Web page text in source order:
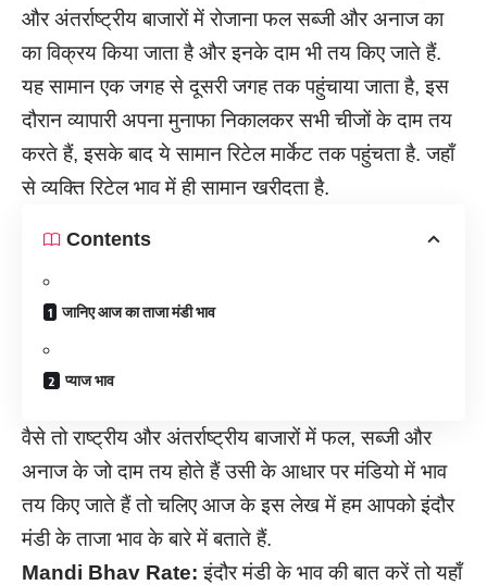
और अंतर्राष्ट्रीय बाजारों में रोजाना फल सब्जी और अनाज का
का विक्रय किया जाता है और इनके दाम भी तय किए जाते हैं.
यह सामान एक जगह से दूसरी जगह तक पहुंचाया जाता है, इस
दौरान व्यापारी अपना मुनाफा निकालकर सभी चीजों के दाम तय
करते हैं, इसके बाद ये सामान रिटेल मार्केट तक पहुंचता है. जहाँ
से व्यक्ति रिटेल भाव में ही सामान खरीदता है.
Contents
जानिए आज का ताजा मंडी भाव
प्याज भाव
वैसे तो राष्ट्रीय और अंतर्राष्ट्रीय बाजारों में फल, सब्जी और
अनाज के जो दाम तय होते हैं उसी के आधार पर मंडियो में भाव
तय किए जाते हैं तो चलिए आज के इस लेख में हम आपको इंदौर
मंडी के ताजा भाव के बारे में बताते हैं.
Mandi Bhav Rate: इंदौर मंडी के भाव की बात करें तो यहाँ